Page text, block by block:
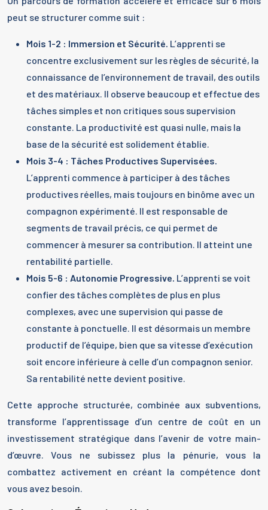
peut se structurer comme suit :
Mois 1-2 : Immersion et Sécurité. L’apprenti se
concentre exclusivement sur les règles de sécurité, la
connaissance de l’environnement de travail, des outils
et des matériaux. Il observe beaucoup et effectue des
tâches simples et non critiques sous supervision
constante. La productivité est quasi nulle, mais la
base de la sécurité est solidement établie.
Mois 3-4 : Tâches Productives Supervisées.
L’apprenti commence à participer à des tâches
productives réelles, mais toujours en binôme avec un
compagnon expérimenté. Il est responsable de
segments de travail précis, ce qui permet de
commencer à mesurer sa contribution. Il atteint une
rentabilité partielle.
Mois 5-6 : Autonomie Progressive. L’apprenti se voit
confier des tâches complètes de plus en plus
complexes, avec une supervision qui passe de
constante à ponctuelle. Il est désormais un membre
productif de l’équipe, bien que sa vitesse d’exécution
soit encore inférieure à celle d’un compagnon senior.
Sa rentabilité nette devient positive.
Cette approche structurée, combinée aux subventions,
transforme l’apprentissage d’un centre de coût en un
investissement stratégique dans l’avenir de votre main-
d’œuvre. Vous ne subissez plus la pénurie, vous la
combattez activement en créant la compétence dont
vous avez besoin.